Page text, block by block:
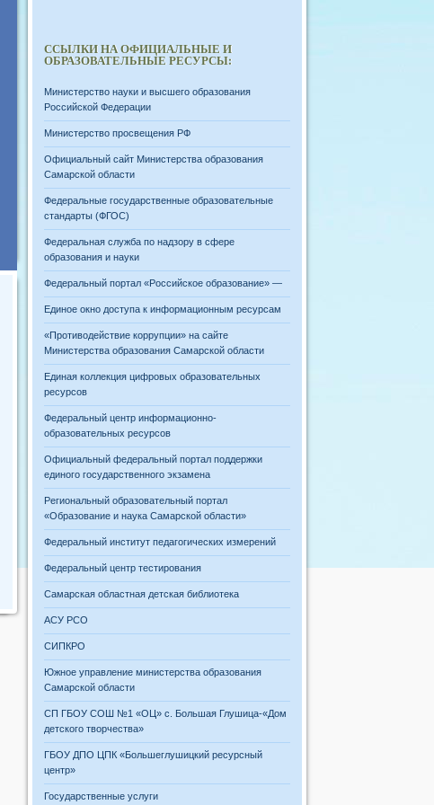
ССЫЛКИ НА ОФИЦИАЛЬНЫЕ И
ОБРАЗОВАТЕЛЬНЫЕ РЕСУРСЫ:
Министерство науки и высшего образования
Российской Федерации
Министерство просвещения РФ
Официальный сайт Министерства образования
Самарской области
Федеральные государственные образовательные
стандарты (ФГОС)
Федеральная служба по надзору в сфере
образования и науки
Федеральный портал «Российское образование» —
Единое окно доступа к информационным ресурсам
«Противодействие коррупции» на сайте
Министерства образования Самарской области
Единая коллекция цифровых образовательных
ресурсов
Федеральный центр информационно-
образовательных ресурсов
Официальный федеральный портал поддержки
единого государственного экзамена
Региональный образовательный портал
«Образование и наука Самарской области»
Федеральный институт педагогических измерений
Федеральный центр тестирования
Самарская областная детская библиотека
АСУ РСО
СИПКРО
Южное управление министерства образования
Самарской области
СП ГБОУ СОШ №1 «ОЦ» с. Большая Глушица-«Дом
детского творчества»
ГБОУ ДПО ЦПК «Большеглушицкий ресурсный
центр»
Государственные услуги